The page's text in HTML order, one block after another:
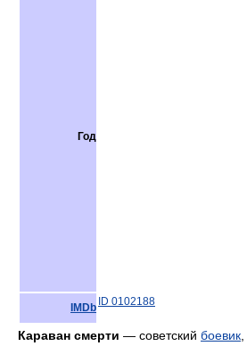
Год
IMDb ID 0102188
Караван смерти — советский боевик